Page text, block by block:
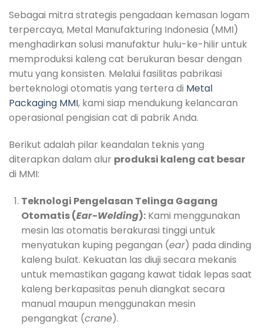
Sebagai mitra strategis pengadaan kemasan logam
terpercaya, Metal Manufakturing Indonesia (MMI)
menghadirkan solusi manufaktur hulu-ke-hilir untuk
memproduksi kaleng cat berukuran besar dengan
mutu yang konsisten. Melalui fasilitas pabrikasi
berteknologi otomatis yang tertera di Metal
Packaging MMI, kami siap mendukung kelancaran
operasional pengisian cat di pabrik Anda.
Berikut adalah pilar keandalan teknis yang
diterapkan dalam alur produksi kaleng cat besar
di MMI:
Teknologi Pengelasan Telinga Gagang
Otomatis (Ear-Welding):Kami menggunakan
mesin las otomatis berakurasi tinggi untuk
menyatukan kuping pegangan (ear) pada dinding
kaleng bulat. Kekuatan las diuji secara mekanis
untuk memastikan gagang kawat tidak lepas saat
kaleng berkapasitas penuh diangkat secara
manual maupun menggunakan mesin
pengangkat (crane).